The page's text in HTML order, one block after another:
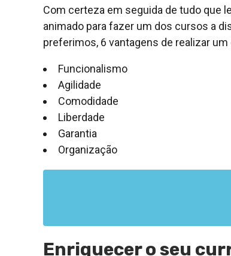
Com certeza em seguida de tudo que
animado para fazer um dos cursos a
preferimos, 6 vantagens de realizar
Funcionalismo
Agilidade
Comodidade
Liberdade
Garantia
Organização
Enriquecer o seu